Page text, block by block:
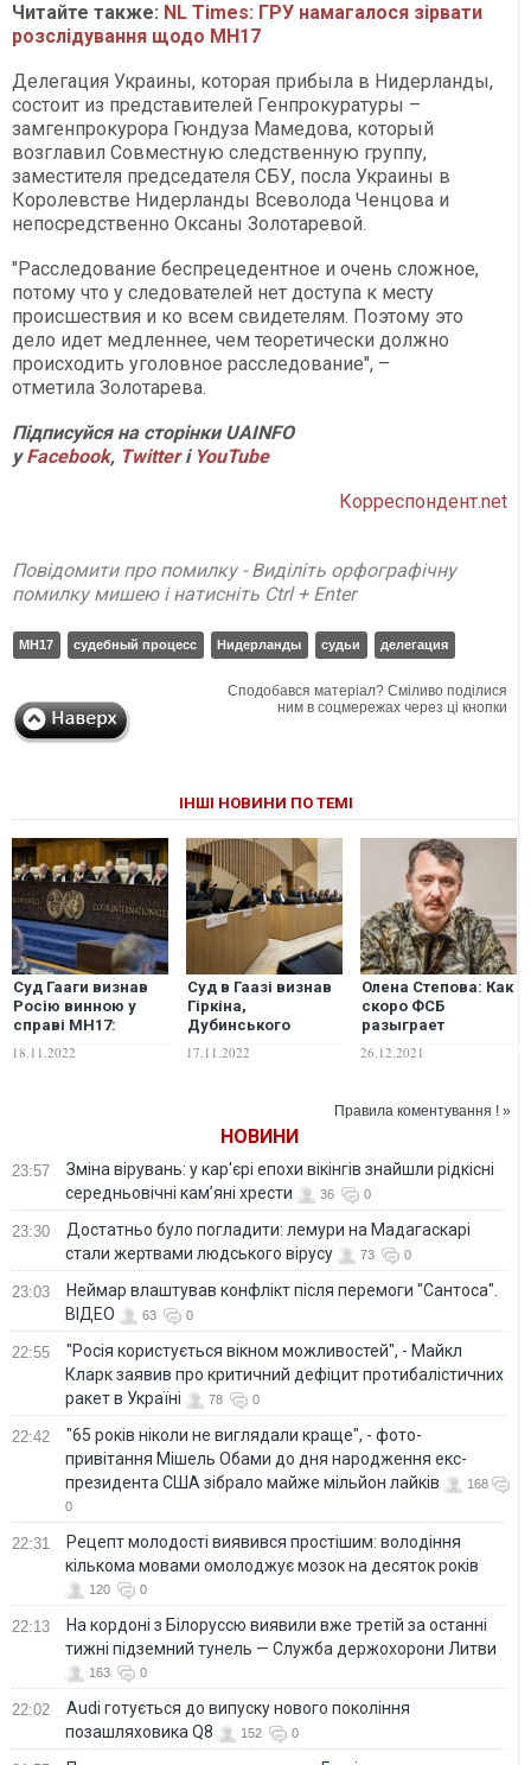
Читайте также: NL Times: ГРУ намагалося зірвати
розслідування щодо MH17
Делегация Украины, которая прибыла в Нидерланды,
состоит из представителей Генпрокуратуры –
замгенпрокурора Гюндуза Мамедова, который
возглавил Совместную следственную группу,
заместителя председателя СБУ, посла Украины в
Королевстве Нидерланды Всеволода Ченцова и
непосредственно Оксаны Золотаревой.
"Расследование беспрецедентное и очень сложное,
потому что у следователей нет доступа к месту
происшествия и ко всем свидетелям. Поэтому это
дело идет медленнее, чем теоретически должно
происходить уголовное расследование", –
отметила Золотарева.
Підписуйся на сторінки UAINFO
уFacebook, Twitterі YouTube
Корреспондент.net
Повідомити про помилку - Виділіть орфографічну
помилку мишею і натисніть Ctrl + Enter
МН17 судебный процесс Нидерланды судьи делегация
Сподобався матеріал? Сміливо поділися
ним в соцмережах через ці кнопки
ІНШІ НОВИНИ ПО ТЕМІ
Суд Гааги визнав
Росію винною у
справі МН17:
що це значить для
18.11.2022
Суд в Гаазі визнав
Гіркіна,
Дубинського
винними
17.11.2022
Олена Степова: Как
скоро ФСБ
разыграет
Гиркина-
26.12.2021
Правила коментування ! »
НОВИНИ
23:57
Зміна вірувань: у кар'єрі епохи вікінгів знайшли рідкісні
середньовічні кам’яні хрести
36 0
23:30
Достатньо було погладити: лемури на Мадагаскарі
стали жертвами людського вірусу
73 0
23:03
Неймар влаштував конфлікт після перемоги "Сантоса".
ВІДЕО
63 0
22:55
"Росія користується вікном можливостей", - Майкл
Кларк заявив про критичний дефіцит протибалістичних
ракет в Україні
78 0
22:42
"65 років ніколи не виглядали краще", - фото-
привітання Мішель Обами до дня народження екс-
президента США зібрало майже мільйон лайків
168
0
22:31
Рецепт молодості виявився простішим: володіння
кількома мовами омолоджує мозок на десяток років
120 0
22:13
На кордоні з Білоруссю виявили вже третій за останні
тижні підземний тунель — Служба держохорони Литви
163 0
22:02
Audi готується до випуску нового покоління
позашляховика Q8
152 0